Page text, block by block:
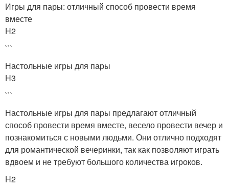
Игры для пары: отличный способ провести время
вместе
H2
```
Настольные игры для пары
H3
```
Настольные игры для пары предлагают отличный
способ провести время вместе, весело провести вечер и
познакомиться с новыми людьми. Они отлично подходят
для романтической вечеринки, так как позволяют играть
вдвоем и не требуют большого количества игроков.
H2